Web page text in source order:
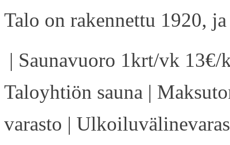
Talo on rakennettu 1920,
| Saunavuoro 1krt/vk
Taloyhtiön sauna |
varasto |